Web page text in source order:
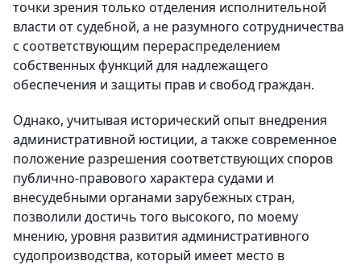
точки зрения только отделения исполнительной
власти от судебной, а не разумного сотрудничества
с соответствующим перераспределением
собственных функций для надлежащего
обеспечения и защиты прав и свобод граждан.
Однако, учитывая исторический опыт внедрения
административной юстиции, а также современное
положение разрешения соответствующих споров
публично-правового характера судами и
внесудебными органами зарубежных стран,
позволили достичь того высокого, по моему
мнению, уровня развития административного
судопроизводства, который имеет место в